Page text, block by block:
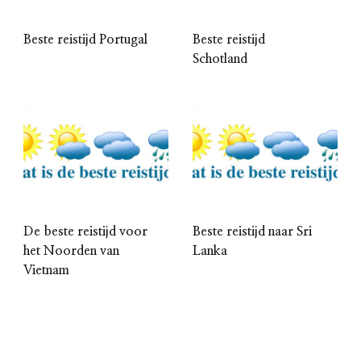
Beste reistijd Portugal
Beste reistijd
Schotland
De beste reistijd voor
het Noorden van
Vietnam
Beste reistijd naar Sri
Lanka